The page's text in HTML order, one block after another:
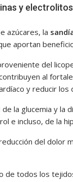
y
azúcares, la
aportan
del
al
y reducir los
la glucemia y la
e incluso, de la
del dolor
de todos los